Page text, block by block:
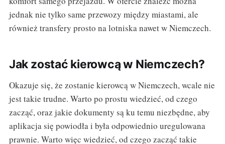
jednak nie tylko same przewozy między miastami, ale
również transfery prosto na lotniska nawet w Niemczech.
Jak zostać kierowcą w Niemczech?
Okazuje się, że zostanie kierowcą w Niemczech, wcale nie
jest takie trudne. Warto po prostu wiedzieć, od czego
zacząć, oraz jakie dokumenty są ku temu niezbędne, aby
aplikacja się powiodła i była odpowiednio uregulowana
prawnie. Warto więc wiedzieć, od czego zacząć takie